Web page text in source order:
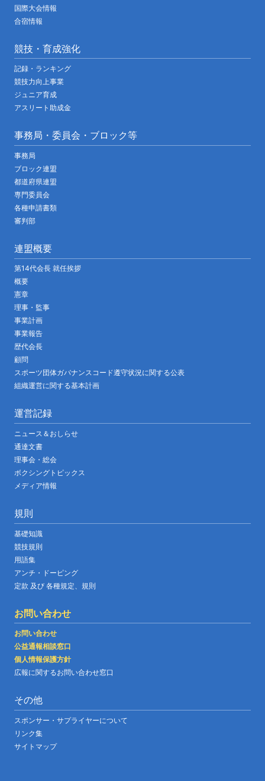
国際大会情報
合宿情報
競技・育成強化
記録・ランキング
競技力向上事業
ジュニア育成
アスリート助成金
事務局・委員会・ブロック等
事務局
ブロック連盟
都道府県連盟
専門委員会
各種申請書類
審判部
連盟概要
第14代会長 就任挨拶
概要
憲章
理事・監事
事業計画
事業報告
歴代会長
顧問
スポーツ団体ガバナンスコード遵守状況に関する公表
組織運営に関する基本計画
運営記録
ニュース＆おしらせ
通達文書
理事会・総会
ボクシングトピックス
メディア情報
規則
基礎知識
競技規則
用語集
アンチ・ドーピング
定款 及び 各種規定、規則
お問い合わせ
お問い合わせ
公益通報相談窓口
個人情報保護方針
広報に関するお問い合わせ窓口
その他
スポンサー・サプライヤーについて
リンク集
サイトマップ